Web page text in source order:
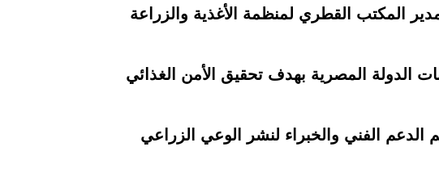
المكتب القطري لمنظمة الأغذية والزراعة
الدولة المصرية بهدف تحقيق الأمن الغذائي
الدعم الفني والخبراء لنشر الوعي الزراعي